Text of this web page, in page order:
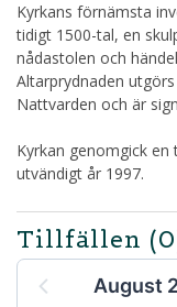
Kyrkans förnämsta
tidigt 1500-tal, en
nådastolen och
Altarprydnaden
Nattvarden och är
Kyrkan genomgick
utvändigt år 1997.
Tillfällen
August